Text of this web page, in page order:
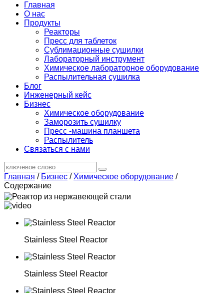
Главная
О нас
Продукты
Реакторы
Пресс для таблеток
Сублимационные сушилки
Лабораторный инструмент
Химическое лабораторное оборудование
Распылительная сушилка
Блог
Инженерный кейс
Бизнес
Химическое оборудование
Заморозить сушилку
Пресс -машина планшета
Распылитель
Связаться с нами
Главная / Бизнес / Химическое оборудование /
Содержание
Stainless Steel Reactor
Stainless Steel Reactor